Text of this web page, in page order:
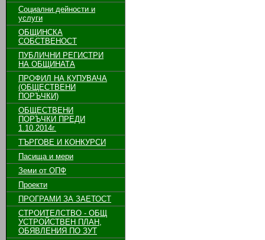
Социални дейности и
услуги
ОБЩИНСКА
СОБСТВЕНОСТ
ПУБЛИЧНИ РЕГИСТРИ
НА ОБЩИНАТА
ПРОФИЛ НА КУПУВАЧА
(ОБЩЕСТВЕНИ
ПОРЪЧКИ)
ОБЩЕСТВЕНИ
ПОРЪЧКИ ПРЕДИ
1.10.2014г.
ТЪРГОВЕ И КОНКУРСИ
Пасища и мери
Земи от ОПФ
Проекти
ПРОГРАМИ ЗА ЗАЕТОСТ
СТРОИТЕЛСТВО - ОБЩ
УСТРОЙСТВЕН ПЛАН,
ОБЯВЛЕНИЯ ПО ЗУТ